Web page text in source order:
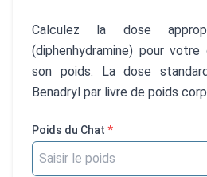
Calculez la dose
(diphenhydramine) pour
son poids. La dose
Benadryl par livre de poids
Poids du Chat *